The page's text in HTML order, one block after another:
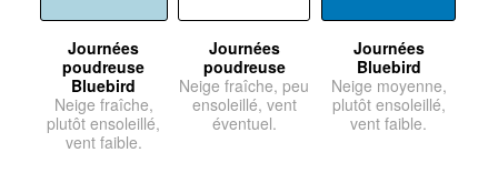
Journées
poudreuse
Bluebird
Neige fraîche,
plutôt ensoleillé,
vent faible.
Journées
poudreuse
Neige fraîche, peu
ensoleillé, vent
éventuel.
Journées
Bluebird
Neige moyenne,
plutôt ensoleillé,
vent faible.